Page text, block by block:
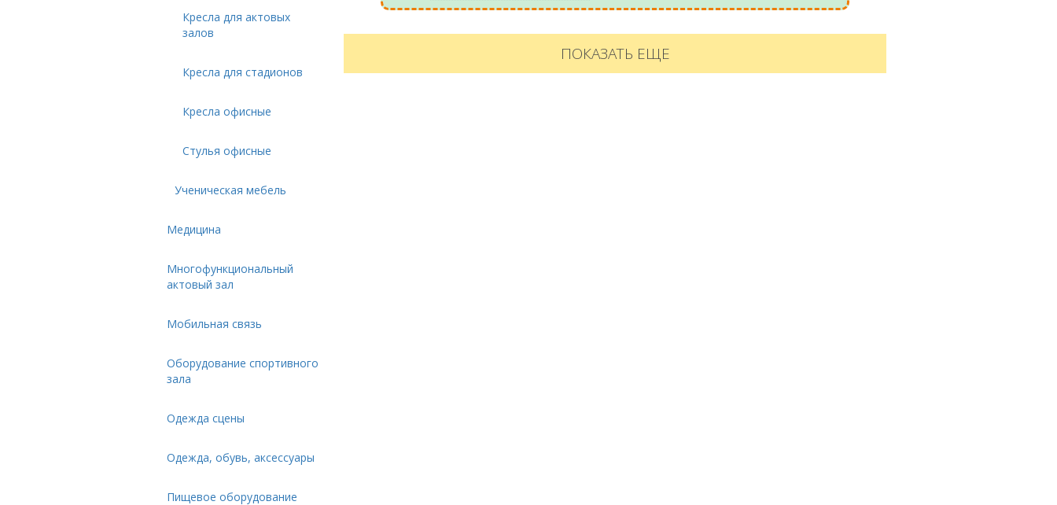
Кресла для актовых
залов
Кресла для стадионов
Кресла офисные
Стулья офисные
Ученическая мебель
Медицина
Многофункциональный
актовый зал
Мобильная связь
Оборудование спортивного
зала
Одежда сцены
Одежда, обувь, аксессуары
Пищевое оборудование
ПОКАЗАТЬ ЕЩЕ